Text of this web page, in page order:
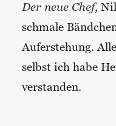
Der neue Chef,
schmale
Auferstehung.
selbst ich habe
verstanden.